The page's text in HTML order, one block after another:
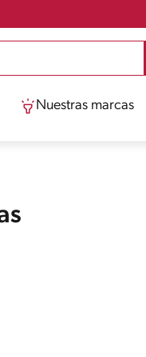
Nuestras marcas